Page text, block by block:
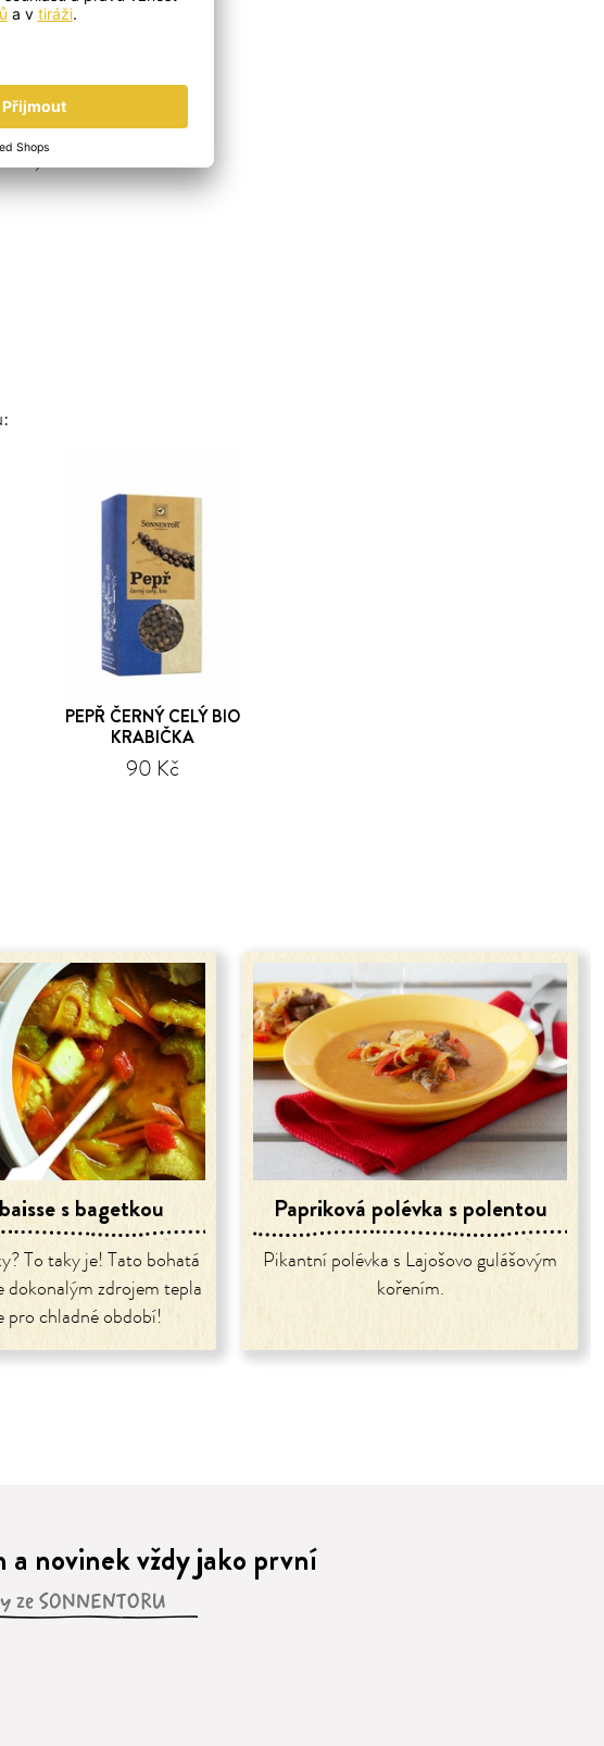
na 2 cm široké
pečicím papírem, potřete
Pečte 10 minut
PEPŘ ČERNÝ CELÝ BIO
KRABIČKA
90 Kč
s bagetkou
To taky je! Tato bohatá
dokonalým zdrojem tepla
pro chladné období!
Papriková polévka s polentou
Pikantní polévka s Lajošovo gulášovým
kořením.
a novinek vždy jako první